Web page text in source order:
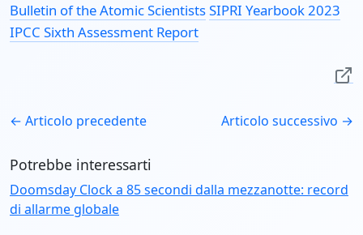
Bulletin of the Atomic ScientistsSIPRI Yearbook 2023
IPCC Sixth Assessment Report
← Articolo precedente Articolo successivo →
Potrebbe interessarti
Doomsday Clock a 85 secondi dalla mezzanotte: record
di allarme globale